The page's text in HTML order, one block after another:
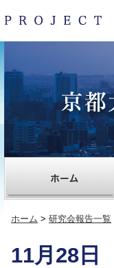
ホーム > 研究会報告一覧
11月28日